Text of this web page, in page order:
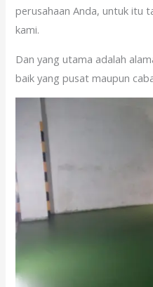
perusahaan Anda, untuk itu
kami.
Dan yang utama adalah
baik yang pusat maupun